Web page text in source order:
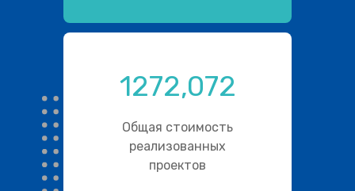
1272,072
Общая стоимость
реализованных
проектов